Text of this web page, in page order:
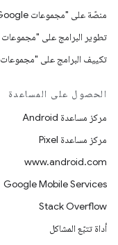
منصّة على "مجموعات Google"
تطوير البرامج على "مجموعات Google"
تكييف البرامج على "مجموعات Google"
الحصول على المساعدة
مركز مساعدة Android
مركز مساعدة Pixel
www.android.com
Google Mobile Services
Stack Overflow
أداة تتبّع المشاكل